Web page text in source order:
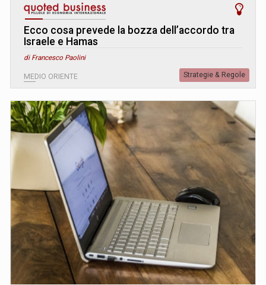
Ecco cosa prevede la bozza dell’accordo tra
Israele e Hamas
di Francesco Paolini
MEDIO ORIENTE Strategie & Regole